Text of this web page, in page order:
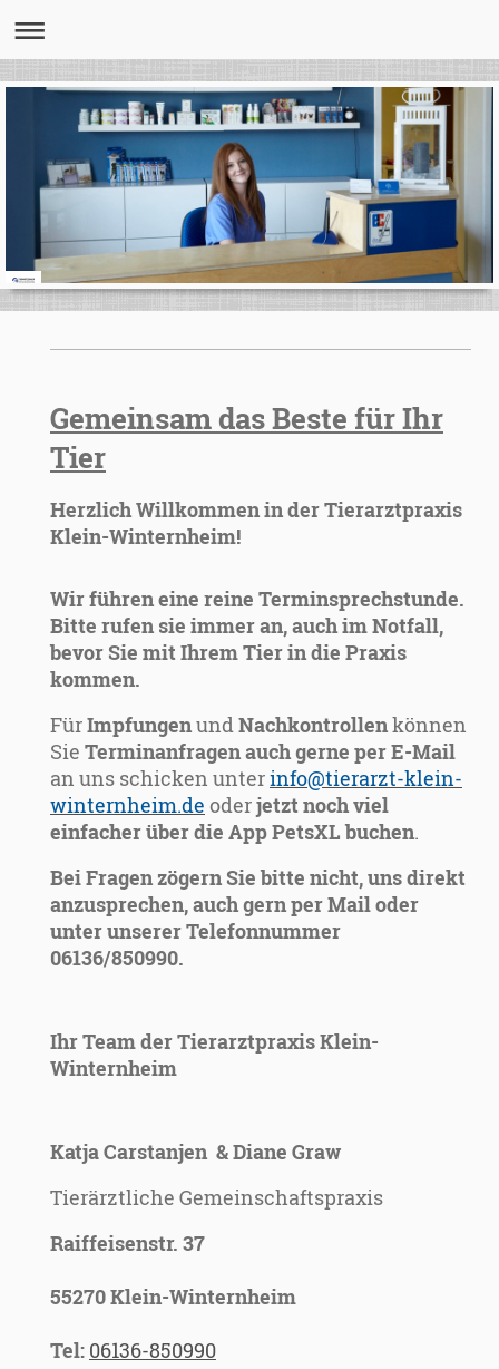
Gemeinsam das Beste für Ihr
Tier
Herzlich Willkommen in der Tierarztpraxis
Klein-Winternheim!
Wir führen eine reine Terminsprechstunde.
Bitte rufen sie immer an, auch im Notfall,
bevor Sie mit Ihrem Tier in die Praxis
kommen.
FürImpfungenundNachkontrollenkönnen
Sie Terminanfragen auch gerne per E-Mail
an uns schicken unterinfo@tierarzt-klein-
winternheim.de oderjetzt noch viel
einfacher über die App PetsXL buchen.
Bei Fragen zögern Sie bitte nicht, uns direkt
anzusprechen, auch gern per Mail oder
unter unserer Telefonnummer
06136/850990.
Ihr Team der Tierarztpraxis Klein-
Winternheim
Katja Carstanjen & Diane Graw
Tierärztliche Gemeinschaftspraxis
Raiffeisenstr. 37
55270 Klein-Winternheim
Tel: 06136-850990